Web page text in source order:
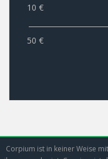
10 €
50 €
Corpium ist in keiner Weise